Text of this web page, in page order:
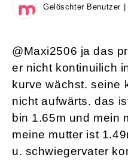
Gelöschter Benutzer |
@Maxi2506 ja das
er nicht kontinuilich
kurve wächst. seine
nicht aufwärts. das
bin 1.65m und mein
meine mutter ist
u. schwiegervater